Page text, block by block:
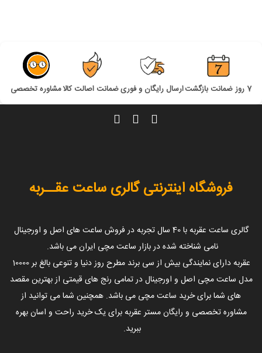
7 روز ضمانت بازگشت ارسال رایگان و فوریضمانت اصالت کالامشاوره تخصصی
فروشگاه اینترنتی گالری ساعت عقــربه
گالری ساعت عقربه با 40 سال تجربه در فروش ساعت های اصل و اورجینال
نامی شناخته شده در بازار ساعت مچی ایران می باشد.
عقربه دارای نمایندگی بیش از سی برند مطرح روز دنیا و تنوعی بالغ بر 10000
مدل ساعت مچی اصل و اورجینال در تمامی رنج های قیمتی از بهترین مقصد
های شما برای خرید ساعت مچی می باشد. همچنین شما می توانید از
مشاوره تخصصی و رایگان مستر عقربه برای یک خرید راحت و اسان بهره
ببرید.